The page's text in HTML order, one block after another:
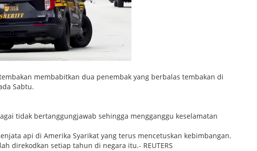
membabitkan dua penembak yang berbalas tembakan di
Sabtu.
tidak bertanggungjawab sehingga mengganggu keselamatan
api di Amerika Syarikat yang terus mencetuskan kebimbangan.
direkodkan setiap tahun di negara itu.- REUTERS